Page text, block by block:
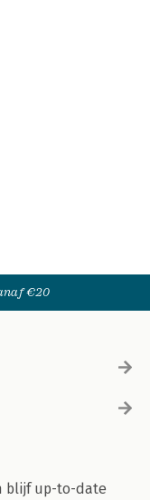
€20
blijf up-to-date